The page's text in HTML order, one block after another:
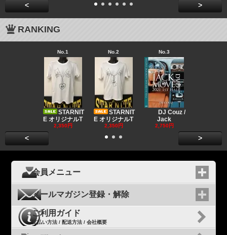
< >
RANKING
No.1
STARNIT
E オリジナルT
2,350円
No.2
STARNIT
E オリジナルT
2,350円
No.3
DJ Couz /
Jack
2,750円
< >
会員メニュー
メールマガジン登録・解除
ご利用ガイド
支払い方法 / 配送方法 / 会社概要